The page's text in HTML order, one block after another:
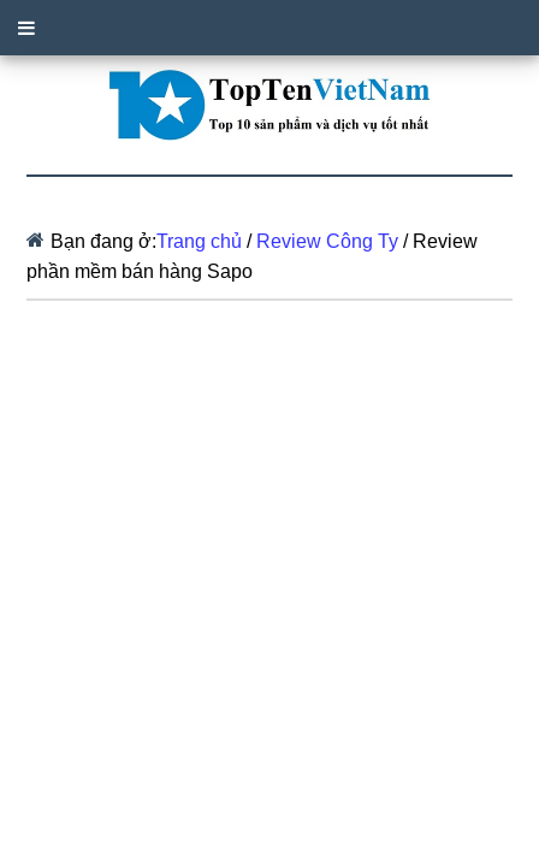
Bạn đang ở:Trang chủ / Review Công Ty /Review
phần mềm bán hàng Sapo